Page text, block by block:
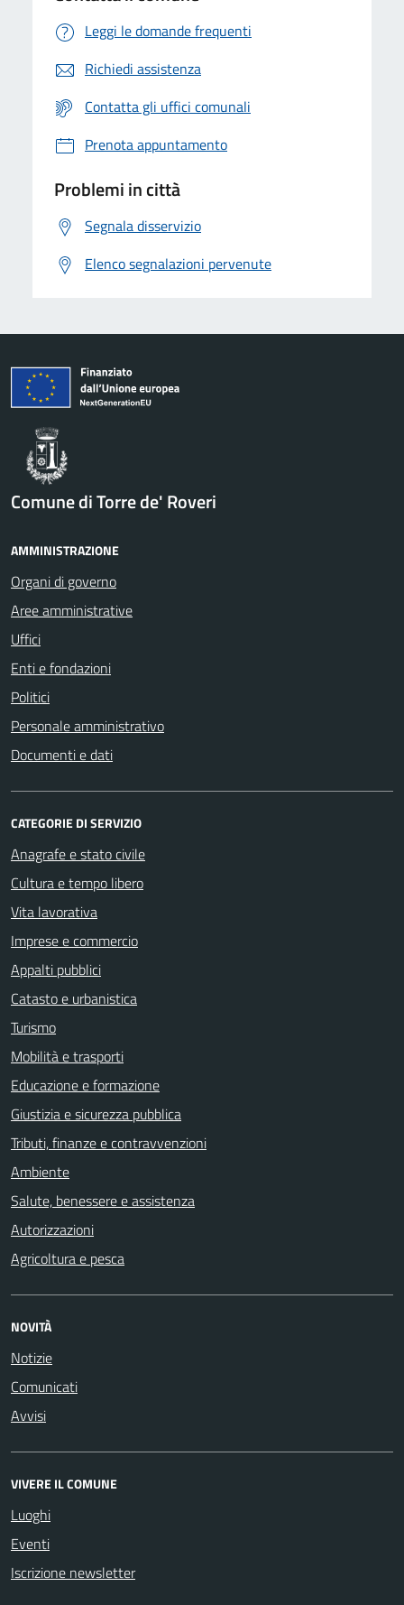
Leggi le domande frequenti
Richiedi assistenza
Contatta gli uffici comunali
Prenota appuntamento
Problemi in città
Segnala disservizio
Elenco segnalazioni pervenute
Comune di Torre de' Roveri
AMMINISTRAZIONE
Organi di governo
Aree amministrative
Uffici
Enti e fondazioni
Politici
Personale amministrativo
Documenti e dati
CATEGORIE DI SERVIZIO
Anagrafe e stato civile
Cultura e tempo libero
Vita lavorativa
Imprese e commercio
Appalti pubblici
Catasto e urbanistica
Turismo
Mobilità e trasporti
Educazione e formazione
Giustizia e sicurezza pubblica
Tributi, finanze e contravvenzioni
Ambiente
Salute, benessere e assistenza
Autorizzazioni
Agricoltura e pesca
NOVITÀ
Notizie
Comunicati
Avvisi
VIVERE IL COMUNE
Luoghi
Eventi
Iscrizione newsletter